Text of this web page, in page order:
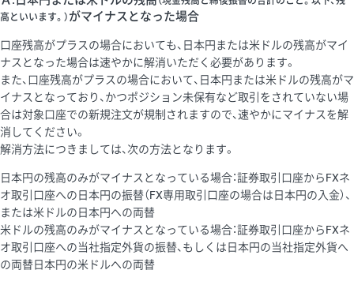
高といいます。） がマイナスとなった場合
口座残高がプラスの場合においても、日本円または米ドルの残高がマイ
ナスとなった場合は速やかに解消いただく必要があります。
また、口座残高がプラスの場合において、日本円または米ドルの残高がマ
イナスとなっており、かつポジション未保有など取引をされていない場
合は対象口座での新規注文が規制されますので、速やかにマイナスを解
消してください。
解消方法につきましては、次の方法となります。
日本円の残高のみがマイナスとなっている場合：証券取引口座からFXネ
オ取引口座への日本円の振替（FX専用取引口座の場合は日本円の入金）、
または米ドルの日本円への両替
米ドルの残高のみがマイナスとなっている場合：証券取引口座からFXネ
オ取引口座への当社指定外貨の振替、もしくは日本円の当社指定外貨へ
の両替日本円の米ドルへの両替